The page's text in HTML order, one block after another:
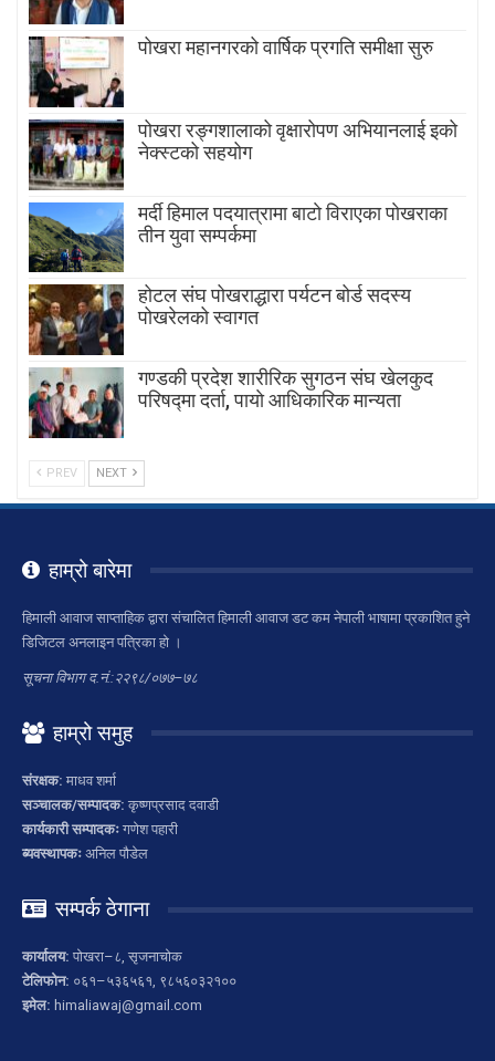
पोखरा महानगरको वार्षिक प्रगति समीक्षा सुरु
पोखरा रङ्गशालाको वृक्षारोपण अभियानलाई इको
नेक्स्टको सहयोग
मर्दी हिमाल पदयात्रामा बाटाे विराएका पाेखराका
तीन युवा सम्पर्कमा
होटल संघ पोखराद्धारा पर्यटन बोर्ड सदस्य
पोखरेलको स्वागत
गण्डकी प्रदेश शारीरिक सुगठन संघ खेलकुद
परिषद्मा दर्ता, पायाे आधिकारिक मान्यता
PREV NEXT
हाम्रो बारेमा
हिमाली आवाज साप्ताहिक द्वारा संचालित हिमाली आवाज डट कम नेपाली भाषामा प्रकाशित हुने
डिजिटल अनलाइन पत्रिका हो ।
सूचना विभाग द.नं.:२२९८/०७७–७८
हाम्रो समुह
संरक्षक: माधव शर्मा
सञ्चालक/सम्पादक: कृष्णप्रसाद दवाडी
कार्यकारी सम्पादकः गणेश पहारी
ब्यवस्थापकः अनिल पौडेल
सम्पर्क ठेगाना
कार्यालय: पोखरा–८, सृजनाचोक
टेलिफोन: ०६१–५३६५६१, ९८५६०३२१००
इमेल: himaliawaj@gmail.com